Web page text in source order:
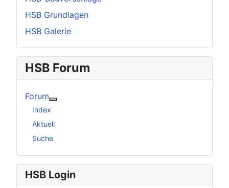
HSB Grundlagen
HSB Galerie
HSB Forum
Forum
Index
Aktuell
Suche
HSB Login